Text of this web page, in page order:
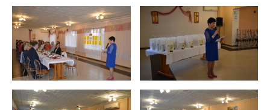
treści w postaci wiadomości, ofert, komunikatów mediów
społecznościowych.